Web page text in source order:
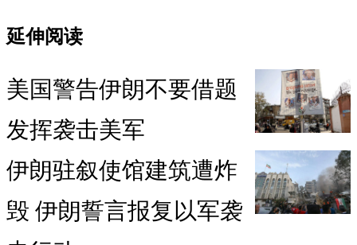
延伸阅读
美国警告伊朗不要借题
发挥袭击美军
伊朗驻叙使馆建筑遭炸
毁 伊朗誓言报复以军袭